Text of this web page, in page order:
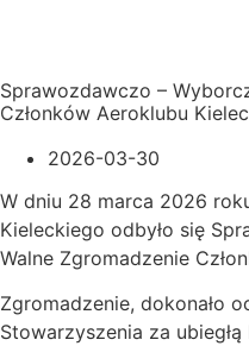
Sprawozdawczo –
Członków Aeroklubu
2026-03-30
W dniu 28 marca 2026
Kieleckiego odbyło się
Walne Zgromadzenie
Zgromadzenie, dokonało
Stowarzyszenia za